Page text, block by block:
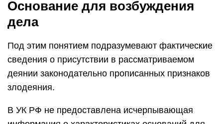
Основание для возбуждения
дела
Под этим понятием подразумевают фактические
сведения о присутствии в рассматриваемом
деянии законодательно прописанных признаков
злодеяния.
В УК РФ не предоставлена исчерпывающая